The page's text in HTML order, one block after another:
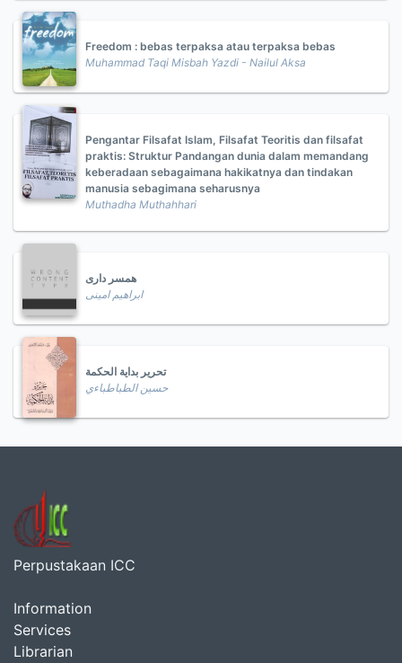
Freedom : bebas terpaksa atau terpaksa bebas
Muhammad Taqi Misbah Yazdi - Nailul Aksa
Pengantar Filsafat Islam, Filsafat Teoritis dan filsafat
praktis: Struktur Pandangan dunia dalam memandang
keberadaan sebagaimana hakikatnya dan tindakan
manusia sebagimana seharusnya
Muthadha Muthahhari
همسر داری
ابراهیم امینی
تحرير بداية الحكمة
حسين الطباطباءي
Perpustakaan ICC
Information
Services
Librarian